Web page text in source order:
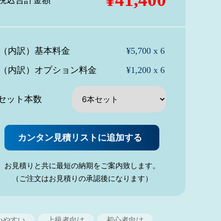
内訳）基本料金
¥5,700 x 6
内訳）オプション料金
¥1,200 x 6
ット本数
カンタン見積リストに追加する
お見積りと共に最短の納期をご案内致します。
（ご注文はお見積りの承認後になります）